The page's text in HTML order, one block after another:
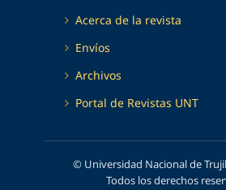
Acerca de la revista
Envíos
Archivos
Portal de Revistas UNT
© Universidad Nacional de
Todos los derechos